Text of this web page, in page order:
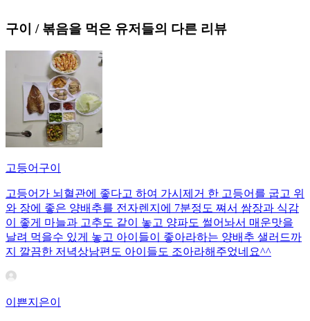
구이 / 볶음을 먹은 유저들의 다른 리뷰
고등어구이
고등어가 뇌혈관에 좋다고 하여 가시제거 한 고등어를 굽고 위
와 장에 좋은 양배추를 전자렌지에 7분정도 쪄서 쌈장과 식감
이 좋게 마늘과 고추도 같이 놓고 양파도 썰어놔서 매운맛을
날려 먹을수 있게 놓고 아이들이 좋아라하는 양배추 샐러드까
지 깔끔한 저녁상남편도 아이들도 조아라해주었네요^^
이쁜지은이